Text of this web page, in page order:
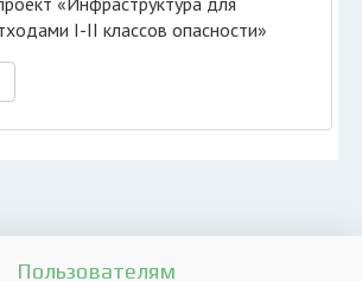
I-II классов опасности»
Пользователям